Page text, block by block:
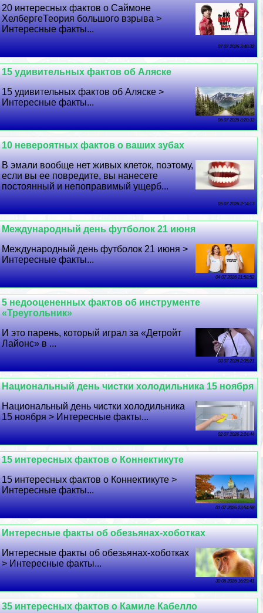
20 интересных фактов о Саймоне
ХелбергеТеория большого взрыва >
Интересные факты...
07 07 2026 3:40:32
15 удивительных фактов об Аляске
15 удивительных фактов об Аляске >
Интересные факты...
06 07 2026 8:20:33
10 невероятных фактов о ваших зубах
В эмали вообще нет живых клеток, поэтому,
если вы ее повредите, вы нанесете
постоянный и непоправимый ущерб...
05 07 2026 2:14:13
Международный день футболок 21 июня
Международный день футболок 21 июня >
Интересные факты...
04 07 2026 21:58:52
5 недооцененных фактов об инструменте
«Треугольник»
И это парень, который играл за «Детройт
Лайонс» в ...
03 07 2026 2:35:21
Национальный день чистки холодильника 15 ноября
Национальный день чистки холодильника
15 ноября > Интересные факты...
02 07 2026 2:24:44
15 интересных фактов о Коннектикуте
15 интересных фактов о Коннектикуте >
Интересные факты...
01 07 2026 23:54:58
Интересные факты об обезьянах-хоботках
Интересные факты об обезьянах-хоботках
> Интересные факты...
30 06 2026 16:29:41
35 интересных фактов о Камиле Кабелло